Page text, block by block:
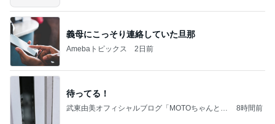
義母にこっそり連絡していた旦那
Amebaトピックス 2日前
待ってる！
武東由美オフィシャルブログ「MOTOちゃんとの
8時間前